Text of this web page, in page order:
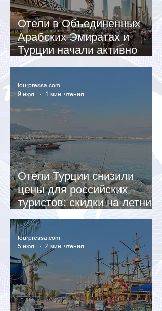
Отели в Объединенных
Арабских Эмиратах и
Турции начали активно
снижать цены
Отели Турции снизили
цены для российских
туристов: скидки на летний
отдых достигают 20%
tourpressa.com
9 июл.
1 мин. чтения
tourpressa.com
5 июл.
2 мин. чтения